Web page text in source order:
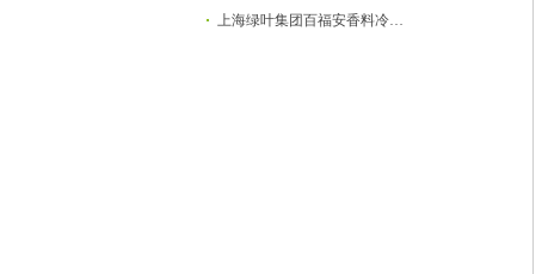
上海绿叶集团百福安香料冷…